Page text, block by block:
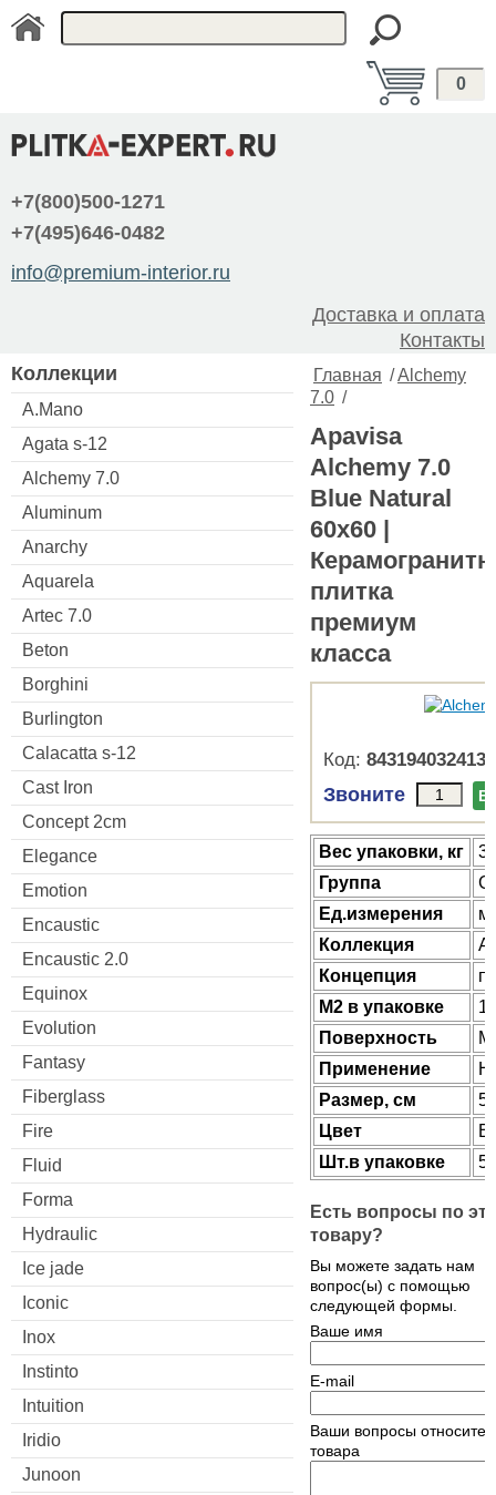
0
+7(800)500-1271
+7(495)646-0482
info@premium-interior.ru
Доставка и оплата
Контакты
Коллекции
A.Mano
Agata s-12
Alchemy 7.0
Aluminum
Anarchy
Aquarela
Artec 7.0
Beton
Borghini
Burlington
Calacatta s-12
Cast Iron
Concept 2cm
Elegance
Emotion
Encaustic
Encaustic 2.0
Equinox
Evolution
Fantasy
Fiberglass
Fire
Fluid
Forma
Hydraulic
Ice jade
Iconic
Inox
Instinto
Intuition
Iridio
Junoon
Главная /Alchemy
7.0 /
Apavisa
Alchemy 7.0
Blue Natural
60x60 |
плитка
премиум
класса
Код: 8431940324130
Звоните В
Веc упаковки, кг
Группа
Ед.измерения
Коллекция
Концепция
М2 в упаковке
Поверхность
Применение
Размер, см
Цвет
Шт.в упаковке
5
Есть вопросы по
товару?
Вы можете задать нам
вопрос(ы) с помощью
следующей формы.
Ваше имя
E-mail
Ваши вопросы
товара